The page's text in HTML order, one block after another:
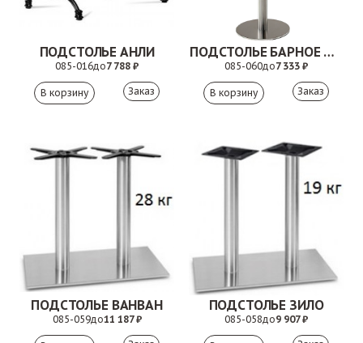
ПОДСТОЛЬЕ АНЛИ
085-016до7 788 ₽
Заказ
ПОДСТОЛЬЕ БАРНОЕ ЭЛИС
085-060до7 333 ₽
Заказ
ПОДСТОЛЬЕ ВАНВАН
085-059до11 187 ₽
ПОДСТОЛЬЕ ЗИЛО
085-058до9 907 ₽